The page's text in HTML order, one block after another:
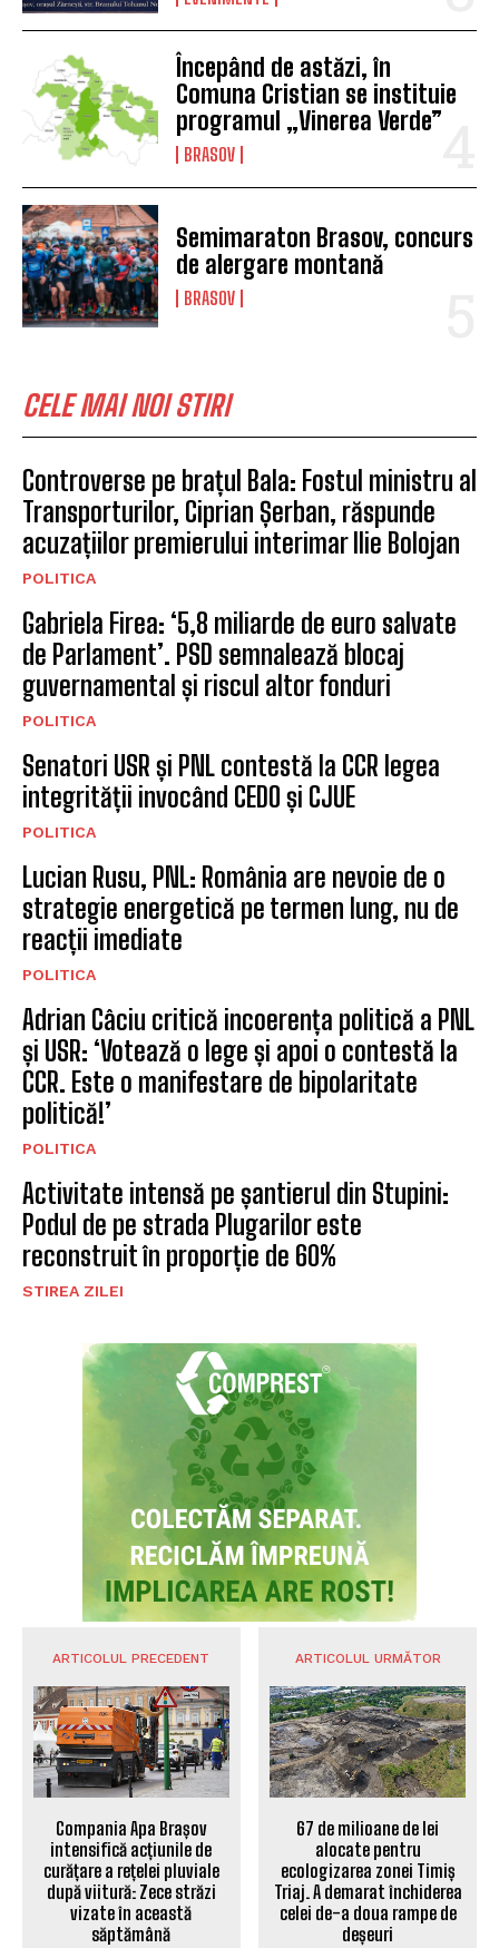
Începând de astăzi, în
Comuna Cristian se instituie
programul „Vinerea Verde”
BRASOV
Semimaraton Brasov, concurs
de alergare montană
BRASOV
CELE MAI NOI STIRI
Controverse pe brațul Bala: Fostul ministru al
Transporturilor, Ciprian Șerban, răspunde
acuzațiilor premierului interimar Ilie Bolojan
POLITICA
Gabriela Firea: ‘5,8 miliarde de euro salvate
de Parlament’. PSD semnalează blocaj
guvernamental și riscul altor fonduri
POLITICA
Senatori USR și PNL contestă la CCR legea
integrității invocând CEDO și CJUE
POLITICA
Lucian Rusu, PNL: România are nevoie de o
strategie energetică pe termen lung, nu de
reacții imediate
POLITICA
Adrian Câciu critică incoerența politică a PNL
și USR: ‘Votează o lege și apoi o contestă la
CCR. Este o manifestare de bipolaritate
politică!’
POLITICA
Activitate intensă pe șantierul din Stupini:
Podul de pe strada Plugarilor este
reconstruit în proporție de 60%
STIREA ZILEI
ARTICOLUL PRECEDENT
Compania Apa Brașov
intensifică acțiunile de
curățare a rețelei pluviale
după viitură: Zece străzi
vizate în această
săptămână
ARTICOLUL URMĂTOR
67 de milioane de lei
alocate pentru
ecologizarea zonei Timiș
Triaj. A demarat închiderea
celei de-a doua rampe de
deșeuri